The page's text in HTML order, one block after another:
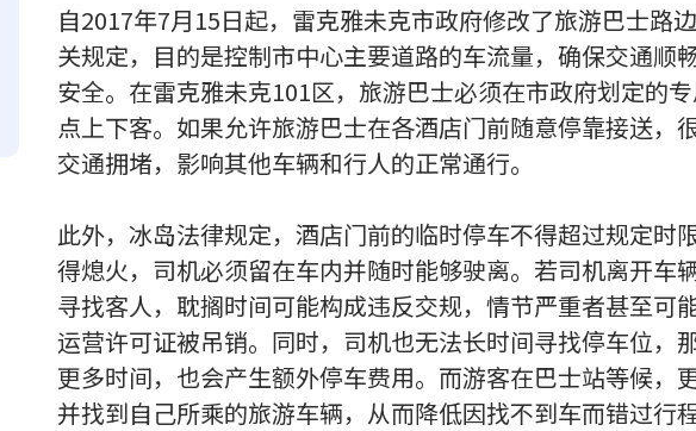
自2017年7月15日起，雷克雅未克市政府修改了旅游巴士路
关规定，目的是控制市中心主要道路的车流量，确保交通顺
安全。在雷克雅未克101区，旅游巴士必须在市政府划定的
点上下客。如果允许旅游巴士在各酒店门前随意停靠接送，
交通拥堵，影响其他车辆和行人的正常通行。
此外，冰岛法律规定，酒店门前的临时停车不得超过规定时
得熄火，司机必须留在车内并随时能够驶离。若司机离开车
寻找客人，耽搁时间可能构成违反交规，情节严重者甚至可
运营许可证被吊销。同时，司机也无法长时间寻找停车位，
更多时间，也会产生额外停车费用。而游客在巴士站等候，
并找到自己所乘的旅游车辆，从而降低因找不到车而错过行程